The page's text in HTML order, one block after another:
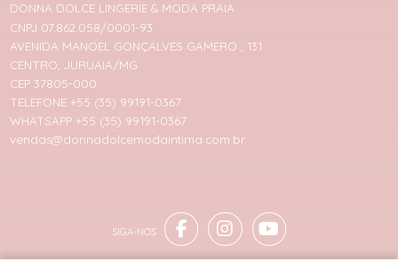
DONNA DOLCE LINGERIE & MODA PRAIA
CNPJ 07.862.058/0001-93
AVENIDA MANOEL GONÇALVES GAMERO , 131
CENTRO, JURUAIA/MG
CEP 37805-000
TELEFONE +55 (35) 99191-0367
WHATSAPP +55 (35) 99191-0367
vendas@donnadolcemodaintima.com.br